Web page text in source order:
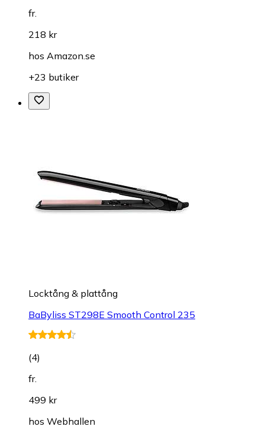
fr.
218 kr
hos Amazon.se
+23 butiker
Locktång & plattång
BaByliss ST298E Smooth Control 235
(4)
fr.
499 kr
hos Webhallen